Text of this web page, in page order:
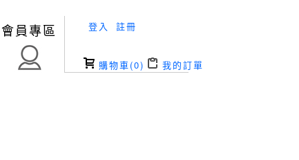
會員專區 登入 註冊
購物車(0) 我的訂單